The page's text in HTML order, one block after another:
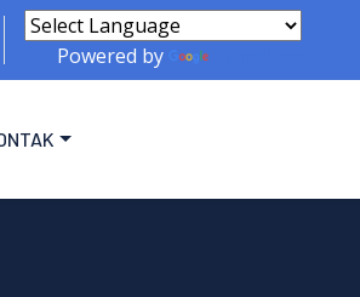
Powered by